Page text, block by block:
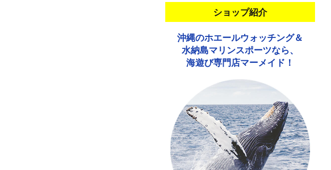
ショップ紹介
沖縄のホエールウォッチング＆
水納島マリンスポーツなら、
海遊び専門店マーメイド！